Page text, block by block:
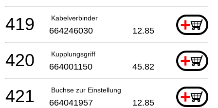
Kabelverbinder +
419 664246030 12.85
Kupplungsgriff +
420 664001150 45.82
Buchse zur Einstellung +
421 664041957 12.85